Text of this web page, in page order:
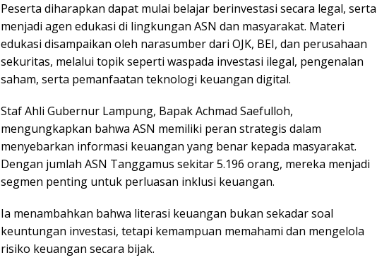
Peserta diharapkan dapat mulai belajar berinvestasi secara legal, serta
menjadi agen edukasi di lingkungan ASN dan masyarakat. Materi
edukasi disampaikan oleh narasumber dari OJK, BEI, dan perusahaan
sekuritas, melalui topik seperti waspada investasi ilegal, pengenalan
saham, serta pemanfaatan teknologi keuangan digital.
Staf Ahli Gubernur Lampung, Bapak Achmad Saefulloh,
mengungkapkan bahwa ASN memiliki peran strategis dalam
menyebarkan informasi keuangan yang benar kepada masyarakat.
Dengan jumlah ASN Tanggamus sekitar 5.196 orang, mereka menjadi
segmen penting untuk perluasan inklusi keuangan.
Ia menambahkan bahwa literasi keuangan bukan sekadar soal
keuntungan investasi, tetapi kemampuan memahami dan mengelola
risiko keuangan secara bijak.